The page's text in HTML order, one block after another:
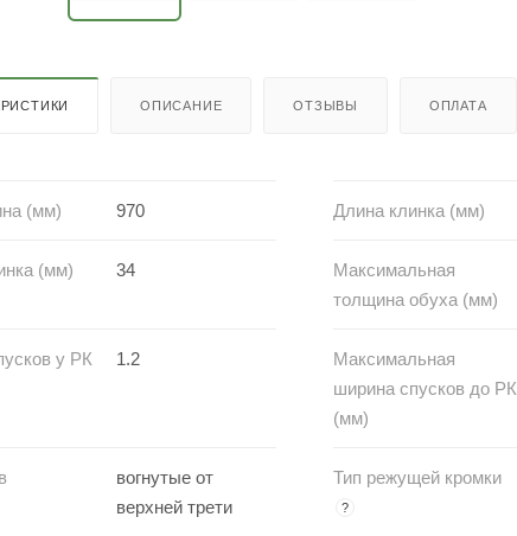
ОПИСАНИЕ ОТЗЫВЫ ОПЛАТА
(мм) 970 Длина клинка (мм)
(мм) 34
Максимальная
толщина обуха (мм)
у РК
1.2
Максимальная
ширина спусков до РК
(мм)
вогнутые от
верхней трети
Тип режущей кромки
?